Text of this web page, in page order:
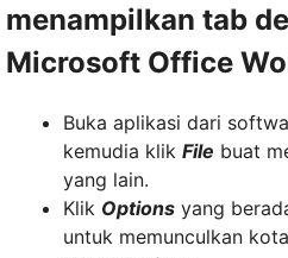
menampilkan tab
Microsoft Office
Buka aplikasi dari
kemudia klik File buat
yang lain.
Klik Options yang
untuk memunculkan